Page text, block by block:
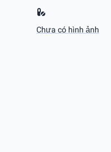
Chưa có hình ảnh